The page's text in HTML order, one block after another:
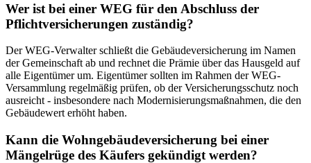
Wer ist bei einer WEG für den Abschluss der
Pflichtversicherungen zuständig?
Der WEG-Verwalter schließt die Gebäudeversicherung im Namen
der Gemeinschaft ab und rechnet die Prämie über das Hausgeld auf
alle Eigentümer um. Eigentümer sollten im Rahmen der WEG-
Versammlung regelmäßig prüfen, ob der Versicherungsschutz noch
ausreicht - insbesondere nach Modernisierungsmaßnahmen, die den
Gebäudewert erhöht haben.
Kann die Wohngebäudeversicherung bei einer
Mängelrüge des Käufers gekündigt werden?